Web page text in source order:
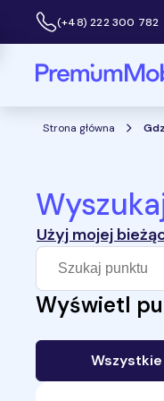
Infolinia:
(+48) 222 300 782
Powróć do strony
Strona główna
Użyj mojej
Wyświetl
Wszystkie